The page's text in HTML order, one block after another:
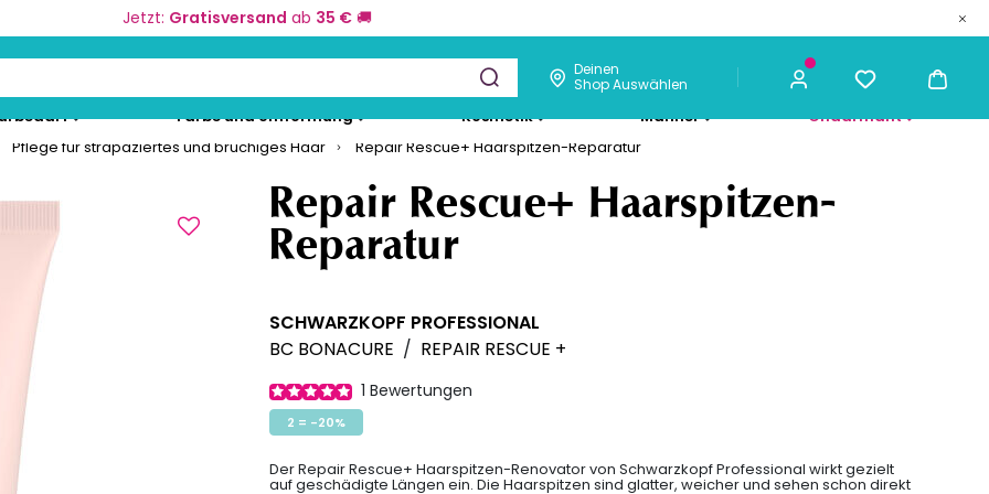
Jetzt: Gratisversand ab 35 € 🚚
Deinen
Shop Auswählen
Farbe und Umformung Kosmetik Männer Chaarmant
Pflege für strapaziertes und brüchiges Haar Repair Rescue+ Haarspitzen-Reparatur
Repair Rescue+ Haarspitzen-
Reparatur
SCHWARZKOPF PROFESSIONAL
BC BONACURE / REPAIR RESCUE +
1 Bewertungen
2 = -20%
Der Repair Rescue+ Haarspitzen-Renovator von Schwarzkopf Professional wirkt gezielt
auf geschädigte Längen ein. Die Haarspitzen sind glatter, weicher und sehen schon direkt